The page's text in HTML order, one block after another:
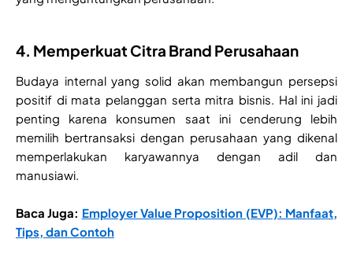
4. Memperkuat Citra Brand Perusahaan
Budaya internal yang solid akan membangun persepsi
positif di mata pelanggan serta mitra bisnis. Hal ini jadi
penting karena konsumen saat ini cenderung lebih
memilih bertransaksi dengan perusahaan yang dikenal
memperlakukan karyawannya dengan adil dan
manusiawi.
Baca Juga: Employer Value Proposition (EVP): Manfaat,
Tips, dan Contoh